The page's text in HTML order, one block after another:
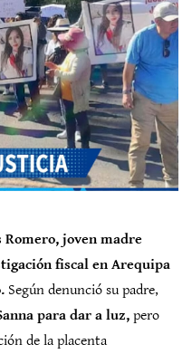
Romero, joven madre
fiscal en Arequipa
Según denunció su padre,
para dar a luz, pero
de la placenta